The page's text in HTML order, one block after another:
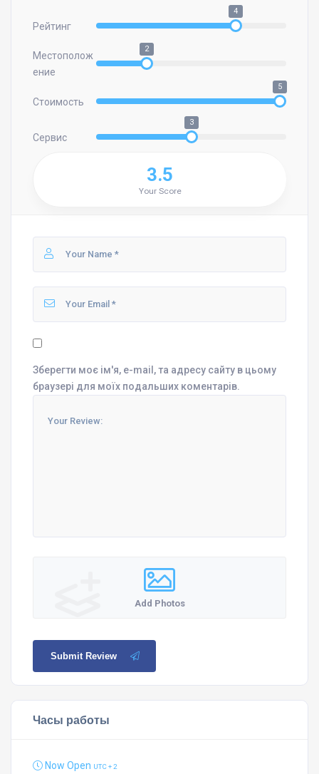
Рейтинг
4
Местополож
ение
2
Стоимость
5
Сервис
3
3.5
Your Score
Зберегти моє ім'я, e-mail, та адресу сайту в цьому
браузері для моїх подальших коментарів.
Add Photos
Submit Review
Часы работы
Now Open UTC + 2